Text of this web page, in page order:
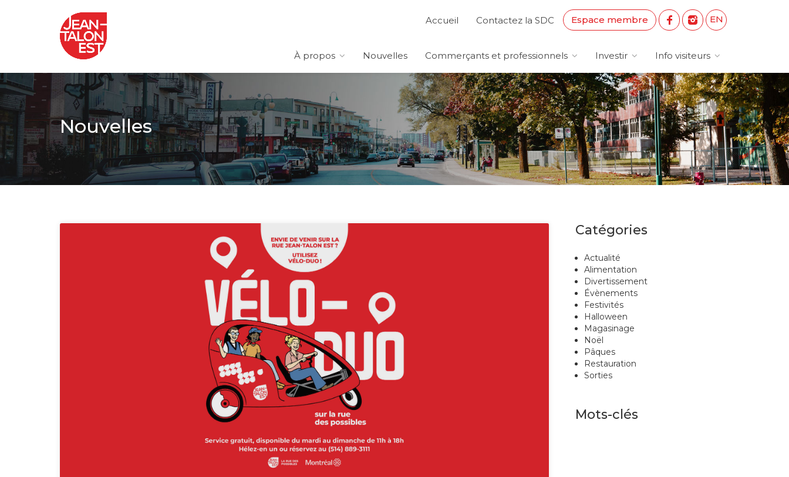
Espace membre EN
Accueil Contactez la SDC
À propos Nouvelles Commerçants et professionnels Investir Info visiteurs
Nouvelles
Catégories
Actualité
Alimentation
Divertissement
Évènements
Festivités
Halloween
Magasinage
Noël
Pâques
Restauration
Sorties
Mots-clés